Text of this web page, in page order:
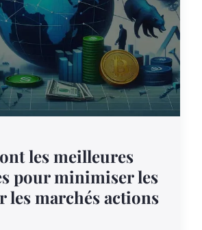
les meilleures
pour minimiser les
les marchés actions